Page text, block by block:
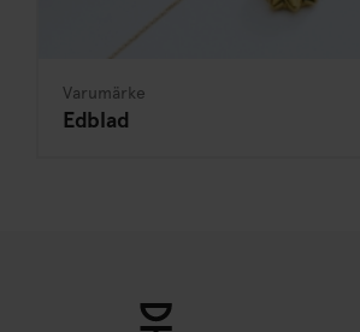
Varumärke
Edblad